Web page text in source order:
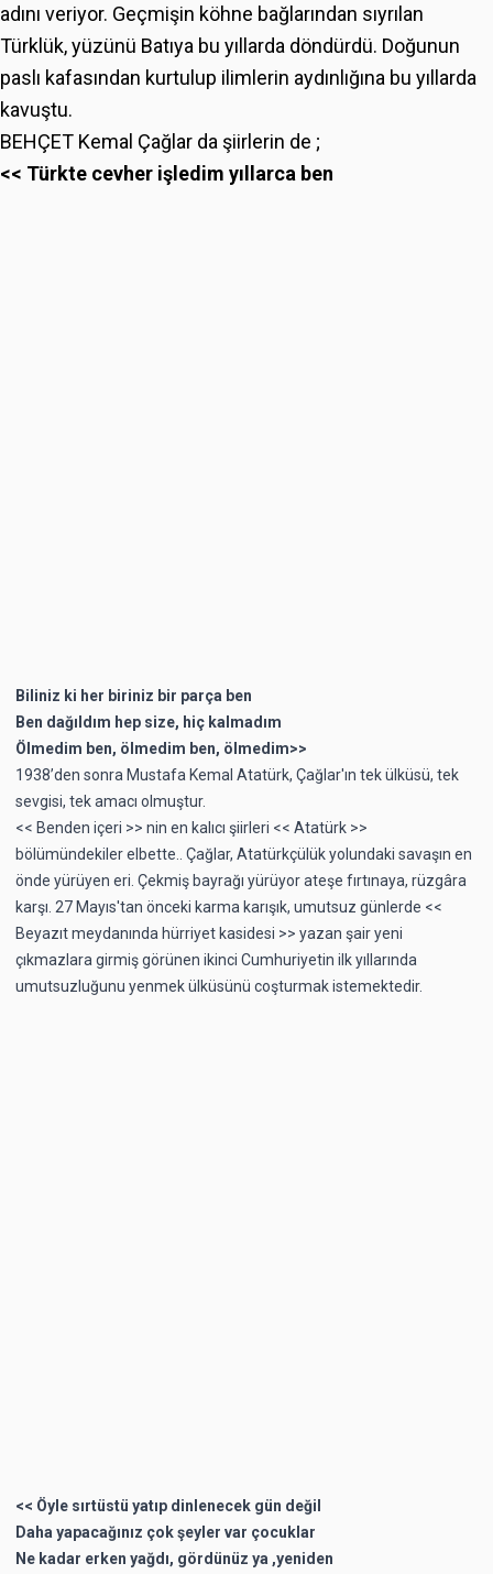
adını veriyor. Geçmişin köhne bağlarından sıyrılan
Türklük, yüzünü Batıya bu yıllarda döndürdü. Doğunun
paslı kafasından kurtulup ilimlerin aydınlığına bu yıllarda
kavuştu.
BEHÇET Kemal Çağlar da şiirlerin de ;
<< Türkte cevher işledim yıllarca ben
Biliniz ki her biriniz bir parça ben
Ben dağıldım hep size, hiç kalmadım
Ölmedim ben, ölmedim ben, ölmedim>>
1938’den sonra Mustafa Kemal Atatürk, Çağlar'ın tek ülküsü, tek
sevgisi, tek amacı olmuştur.
<< Benden içeri >> nin en kalıcı şiirleri << Atatürk >>
bölümündekiler elbette.. Çağlar, Atatürkçülük yolundaki savaşın en
önde yürüyen eri. Çekmiş bayrağı yürüyor ateşe fırtınaya, rüzgâra
karşı. 27 Mayıs'tan önceki karma karışık, umutsuz günlerde <<
Beyazıt meydanında hürriyet kasidesi >> yazan şair yeni
çıkmazlara girmiş görünen ikinci Cumhuriyetin ilk yıllarında
umutsuzluğunu yenmek ülküsünü coşturmak istemektedir.
<< Öyle sırtüstü yatıp dinlenecek gün değil
Daha yapacağınız çok şeyler var çocuklar
Ne kadar erken yağdı, gördünüz ya ,yeniden